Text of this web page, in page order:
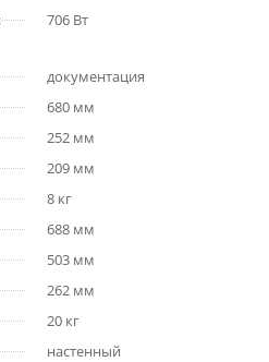
706 Вт
документация
680 мм
252 мм
209 мм
8 кг
688 мм
503 мм
262 мм
20 кг
настенный